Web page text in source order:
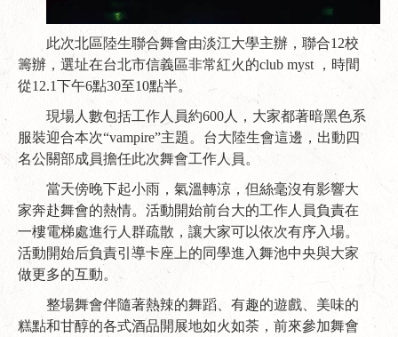
此次北區陸生聯合舞會由淡江大學主辦，聯合12校
籌辦，選址在台北市信義區非常紅火的club myst ，時間
從12.1下午6點30至10點半。
現場人數包括工作人員約600人，大家都著暗黑色系
服裝迎合本次“vampire”主題。台大陸生會這邊，出動四
名公關部成員擔任此次舞會工作人員。
當天傍晚下起小雨，氣溫轉涼，但絲毫沒有影響大
家奔赴舞會的熱情。活動開始前台大的工作人員負責在
一樓電梯處進行人群疏散，讓大家可以依次有序入場。
活動開始后負責引導卡座上的同學進入舞池中央與大家
做更多的互動。
整場舞會伴隨著熱辣的舞蹈、有趣的遊戲、美味的
糕點和甘醇的各式酒品開展地如火如荼，前來參加舞會